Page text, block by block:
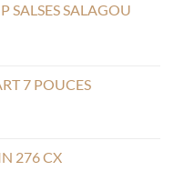
SALSES SALAGOU
7 POUCES
276 CX